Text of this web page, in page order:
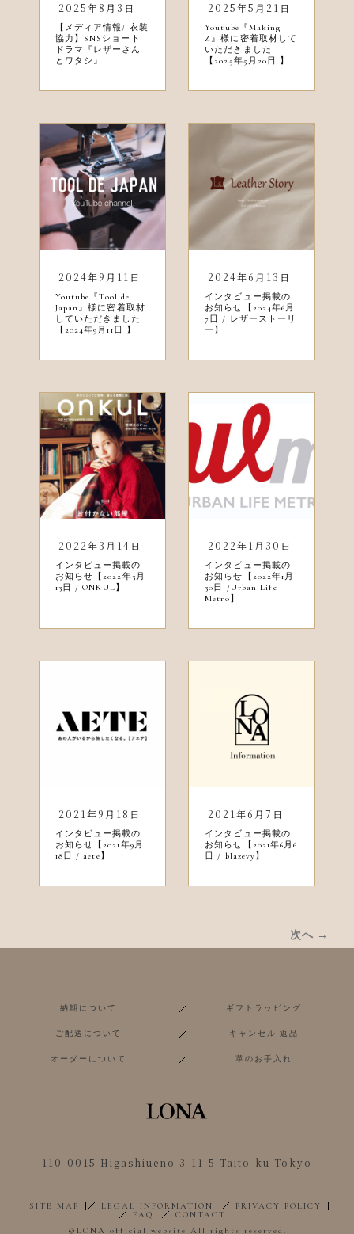
2025年8月3日
【メディア情報/ 衣装
協力】SNSショート
ドラマ『レザーさん
とワタシ』
2025年5月21日
Youtube『Making
Z』様に密着取材して
いただきました
【2025年5月20日 】
2024年9月11日
Youtube『Tool de
Japan』様に密着取材
していただきました
【2024年9月11日 】
2024年6月13日
インタビュー掲載の
お知らせ【2024年6月
7日 / レザーストーリ
ー】
2022年3月14日
インタビュー掲載の
お知らせ【2022年3月
13日 / ONKUL】
2022年1月30日
インタビュー掲載の
お知らせ【2022年1月
30日 /Urban Life
Metro】
2021年9月18日
インタビュー掲載の
お知らせ【2021年9月
18日 / aete】
2021年6月7日
インタビュー掲載の
お知らせ【2021年6月6
日 / blazevy】
次へ →
納期について ギフトラッピング
ご配送について キャンセル 返品
オーダーについて 革のお手入れ
110-0015 Higashiueno 3-11-5 Taito-ku Tokyo
SITE MAP LEGAL INFORMATION
PRIVACY POLICY
FAQ
CONTACT
©︎LONA official website All rights reserved.